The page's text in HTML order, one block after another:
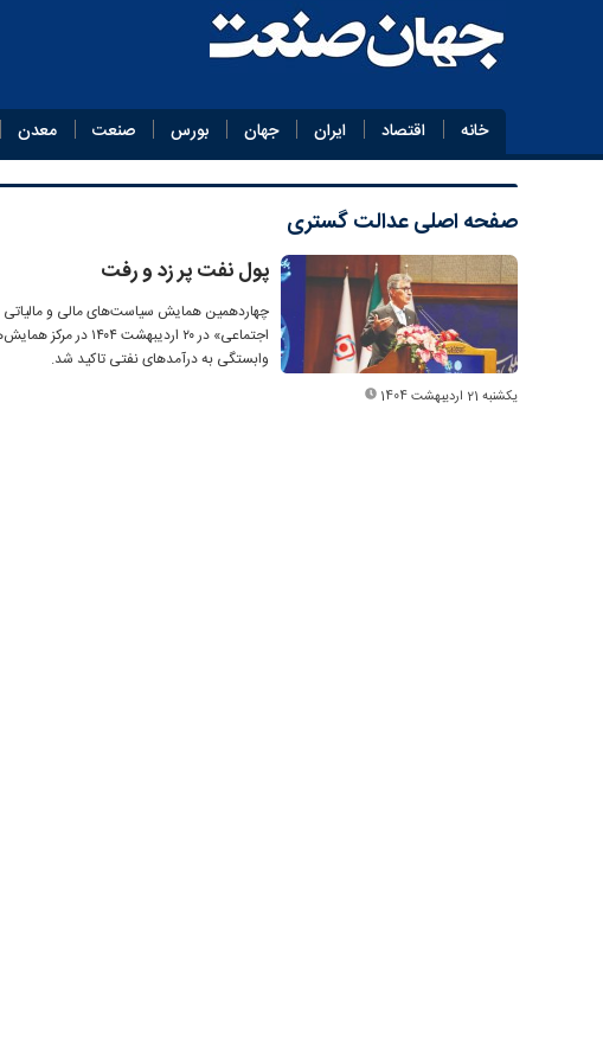
خانه اقتصاد ایران جهان بورس صنعت معدن
صفحه اصلیعدالت گستری
پول نفت پر زد و رفت
چهاردهمین همایش سیاست‌های مالی و مالیاتی
اجتماعی» در ۲۰
وابستگی به درآمدهای نفتی تاکید شد.
یکشنبه 21 اردیبهشت 1404